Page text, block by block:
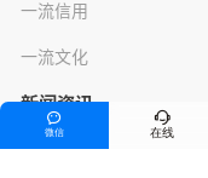
一流信用
一流文化
新闻资讯

微信

在线